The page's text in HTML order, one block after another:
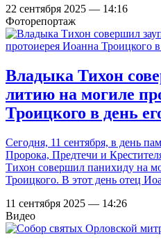
22 сентября 2025 — 14:16
Фоторепортаж
Владыка Тихон
литию на могиле
Троицкого в день
Сегодня, 11 сентября, в день
Пророка, Предтечи и
Тихон совершил панихиду на
Троицкого. В этот день отец
11 сентября 2025 — 14:26
Видео